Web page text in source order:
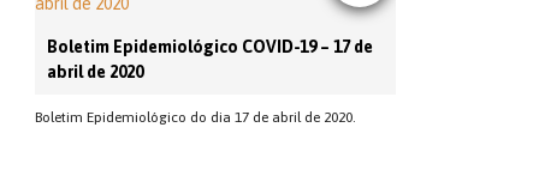
Boletim Epidemiológico COVID-19 – 17 de
abril de 2020
Boletim Epidemiológico do dia 17 de abril de 2020.